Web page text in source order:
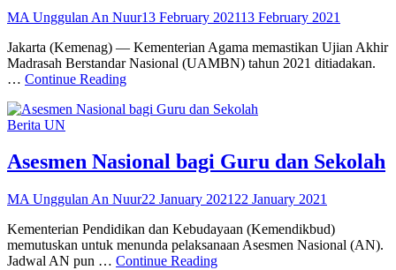
MA Unggulan An NuurPosted
13 February 202113 February 2021
Jakarta (Kemenag) — Kementerian Agama memastikan Ujian Akhir
Madrasah Berstandar Nasional (UAMBN) tahun 2021 ditiadakan.
… Continue ReadingCegah
Covid-
Akhir
Madrasah
Nasional
Ditiadakan
Categories
Berita UN
Asesmen Nasional bagi Guru dan Sekolah
MA Unggulan An NuurPosted
22 January 2021 22 January 2021
Kementerian Pendidikan dan Kebudayaan (Kemendikbud)
memutuskan untuk menunda pelaksanaan Asesmen Nasional (AN).
Jadwal AN pun … Continue ReadingAsesmen